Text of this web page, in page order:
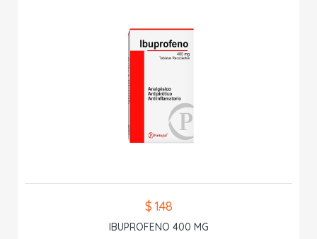
$ 1.48
IBUPROFENO 400 MG